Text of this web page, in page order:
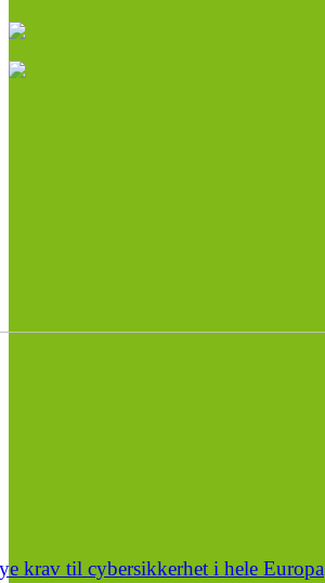
krav til cybersikkerhet i hele Europa